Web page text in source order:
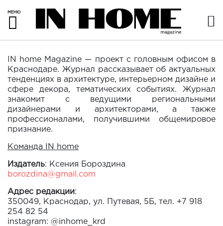
МЕНЮ
IN home Magazine — проект с головным офисом в
Краснодаре. Журнал рассказывает об актуальных
тенденциях в архитектуре, интерьерном дизайне и
сфере декора, тематических событиях. Журнал
знакомит с ведущими региональными
дизайнерами и архитекторами, а также
профессионалами, получившими общемировое
признание.
Команда IN home
Издатель: Ксения Бороздина
borozdina@gmail.com
Адрес редакции:
350049, Краснодар, ул. Путевая, 5Б, тел. +7 918
254 82 54
instagram: @inhome_krd